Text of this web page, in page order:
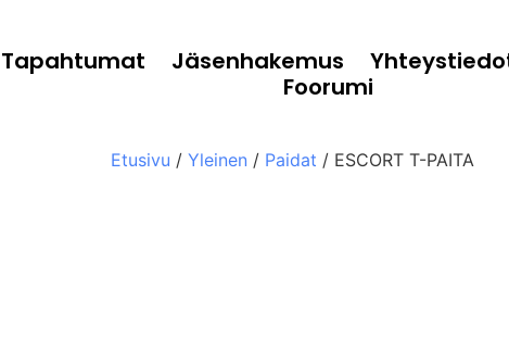
Tapahtumat Jäsenhakemus
Foorumi
Etusivu / Yleinen / Paidat / ESCORT T-PAITA